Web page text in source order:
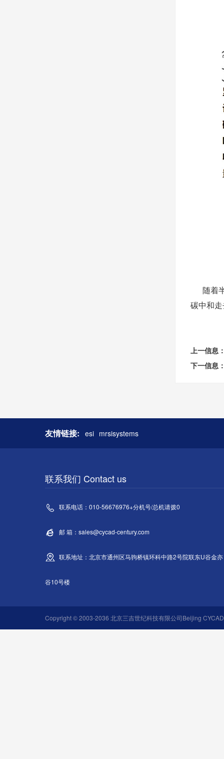
随着半
碳中和
上一信息
下一信息
友情链接: esi mrsisystems
联系我们 Contact us
联系电话：010-56676976+分机号/总机请拨0
邮 箱：sales@cycad-century.com
联系地址：北京市通州区马驹桥镇环科中路2号院联东U谷金亦
谷10号楼
Copyright © 2003-2036 北京三吉世纪科技有限公司Beijing